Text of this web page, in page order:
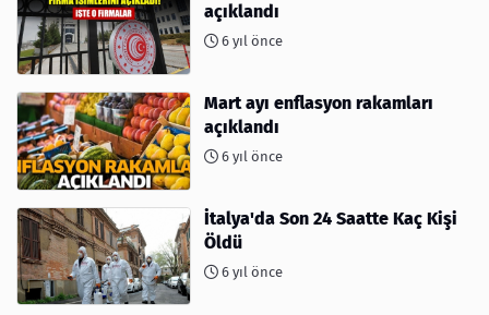
açıklandı
6 yıl önce
Mart ayı enflasyon rakamları
açıklandı
6 yıl önce
İtalya'da Son 24 Saatte Kaç Kişi
Öldü
6 yıl önce